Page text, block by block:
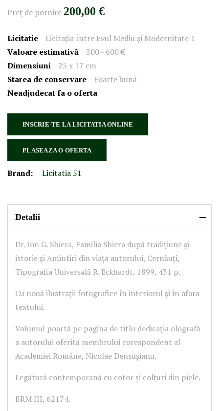
Preţ de pornire 200,00 €
Licitatie
Licitația Între Evul Mediu și Modernitate 1
Valoare estimativă
300 - 600 €
Dimensiuni
25 x 17 cm
Starea de conservare
Foarte bună
Neadjudecat fa o oferta
INSCRIE-TE LA LICITATIA ONLINE
PLASEAZA O OFERTA
Brand: Licitatia 51
Detalii
Dr. Ion G. Sbiera, Familia Sbiera după tradițiune și
istorie și Amintiri din viața autorului, Cernăuți,
Tipografia Universală R. Eckhardt, 1899, 431 p.
Cu nouă ilustrații fotografice în interiorul și în afara
textului.
Volumul poartă pe pagina de titlu dedicația olografă
a autorului oferită membrului corespondent al
Academiei Române, Nicolae Densușianu.
Legătură contemporană cu cotor și colțuri din piele.
BRM III, 62174.